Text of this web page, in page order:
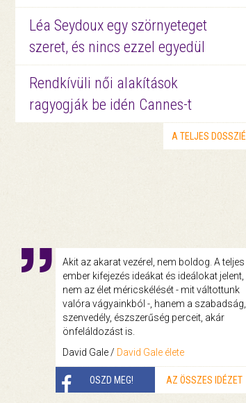
Léa Seydoux egy szörnyeteget
szeret, és nincs ezzel egyedül
Rendkívüli női alakítások
ragyogják be idén Cannes-t
A TELJES DOSSZIÉ
Akit az akarat vezérel, nem boldog. A teljes
ember kifejezés ideákat és ideálokat jelent,
nem az élet méricskélését - mit váltottunk
valóra vágyainkból -, hanem a szabadság,
szenvedély, észszerűség perceit, akár
önfeláldozást is.
David Gale / David Gale élete
OSZD MEG! AZ ÖSSZES IDÉZET